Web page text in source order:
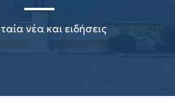
νέα και ειδήσεις